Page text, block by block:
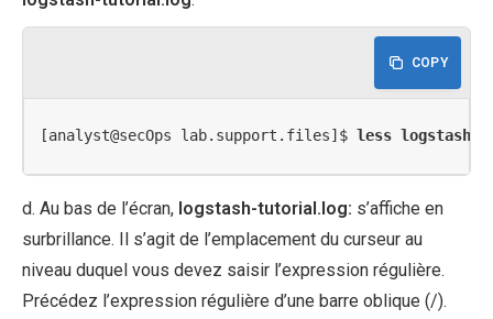
COPY
[analyst@secOps lab.support.files]$ less logstash-
d. Au bas de l’écran, logstash-tutorial.log: s’affiche en
surbrillance. Il s’agit de l’emplacement du curseur au
niveau duquel vous devez saisir l’expression régulière.
Précédez l’expression régulière d’une barre oblique (/).